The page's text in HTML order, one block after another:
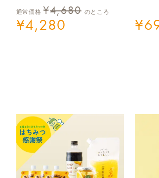
通常価格 ¥4,680 のところ
¥4,280 ¥